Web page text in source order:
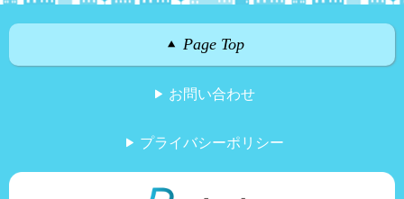
Page Top
お問い合わせ
プライバシーポリシー